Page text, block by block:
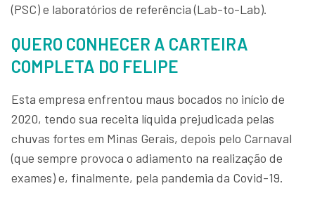
(PSC) e laboratórios de referência (Lab-to-Lab).
QUERO CONHECER A CARTEIRA
COMPLETA DO FELIPE
Esta empresa enfrentou maus bocados no início de
2020, tendo sua receita líquida prejudicada pelas
chuvas fortes em Minas Gerais, depois pelo Carnaval
(que sempre provoca o adiamento na realização de
exames) e, finalmente, pela pandemia da Covid-19.